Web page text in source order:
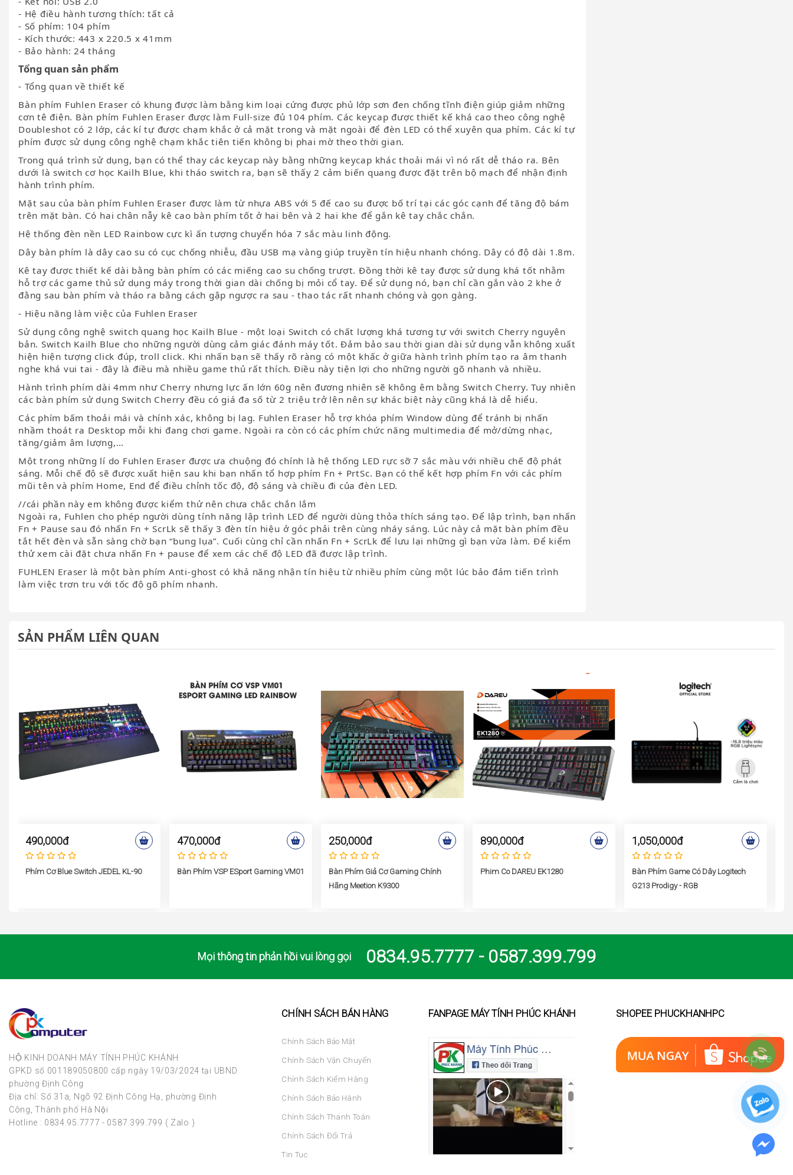
- Hệ điều hành tương thích: tất cả
- Số phím: 104 phím
- Kích thước: 443 x 220.5 x 41mm
- Bảo hành: 24 tháng
Tổng quan sản phẩm
- Tổng quan về thiết kế
Bàn phím Fuhlen Eraser có khung được làm bằng kim loại cứng được phủ lớp sơn đen chống tĩnh điện giúp giảm những
cơn tê điện. Bàn phím Fuhlen Eraser được làm Full-size đủ 104 phím. Các keycap được thiết kế khá cao theo công nghệ
Doubleshot có 2 lớp, các kí tự được chạm khắc ở cả mặt trong và mặt ngoài để đèn LED có thể xuyên qua phím. Các kí tự
phím được sử dụng công nghệ chạm khắc tiên tiến không bị phai mờ theo thời gian.
Trong quá trình sử dụng, bạn có thể thay các keycap này bằng những keycap khác thoải mái vì nó rất dễ tháo ra. Bên
dưới là switch cơ học Kailh Blue, khi tháo switch ra, bạn sẽ thấy 2 cảm biến quang được đặt trên bộ mạch để nhận định
hành trình phím.
Mặt sau của bàn phím Fuhlen Eraser được làm từ nhựa ABS với 5 đế cao su được bố trí tại các góc cạnh để tăng độ bám
trên mặt bàn. Có hai chân nẫy kê cao bàn phím tốt ở hai bên và 2 hai khe để gắn kê tay chắc chắn.
Hệ thống đèn nền LED Rainbow cực kì ấn tượng chuyển hóa 7 sắc màu linh động.
Dây bàn phím là dây cao su có cục chống nhiễu, đầu USB mạ vàng giúp truyền tín hiệu nhanh chóng. Dây có độ dài 1.8m.
Kê tay được thiết kế dài bằng bàn phím có các miếng cao su chống trượt. Đồng thời kê tay được sử dụng khá tốt nhằm
hỗ trợ các game thủ sử dụng máy trong thời gian dài chống bị mỏi cổ tay. Để sử dụng nó, bạn chỉ cần gắn vào 2 khe ở
đằng sau bàn phím và tháo ra bằng cách gập ngược ra sau - thao tác rất nhanh chóng và gọn gàng.
- Hiệu năng làm việc của Fuhlen Eraser
Sử dụng công nghệ switch quang học Kailh Blue - một loại Switch có chất lượng khá tương tự với switch Cherry nguyên
bản. Switch Kailh Blue cho những người dùng cảm giác đánh máy tốt. Đảm bảo sau thời gian dài sử dụng vẫn không xuất
hiện hiện tượng click đúp, troll click. Khi nhấn bạn sẽ thấy rõ ràng có một khấc ở giữa hành trình phím tạo ra âm thanh
nghe khá vui tai - đây là điều mà nhiều game thủ rất thích. Điều này tiện lợi cho những người gõ nhanh và nhiều.
Hành trình phím dài 4mm như Cherry nhưng lực ấn lớn 60g nên đương nhiên sẽ không êm bằng Switch Cherry. Tuy nhiên
các bàn phím sử dụng Switch Cherry đều có giá đa số từ 2 triệu trở lên nên sự khác biệt này cũng khá là dễ hiểu.
Các phím bấm thoải mái và chính xác, không bị lag. Fuhlen Eraser hỗ trợ khóa phím Window dùng để tránh bị nhấn
nhầm thoát ra Desktop mỗi khi đang chơi game. Ngoài ra còn có các phím chức năng multimedia để mở/dừng nhạc,
tăng/giảm âm lượng,…
Một trong những lí do Fuhlen Eraser được ưa chuộng đó chính là hệ thống LED rực sỡ 7 sắc màu với nhiều chế độ phát
sáng. Mỗi chế độ sẽ được xuất hiện sau khi bạn nhấn tổ hợp phím Fn + PrtSc. Bạn có thể kết hợp phím Fn với các phím
mũi tên và phím Home, End để điều chỉnh tốc độ, độ sáng và chiều đi của đèn LED.
//cái phần này em không được kiểm thử nên chưa chắc chắn lắm
Ngoài ra, Fuhlen cho phép người dùng tính năng lập trình LED để người dùng thỏa thích sáng tạo. Để lập trình, bạn nhấn
Fn + Pause sau đó nhấn Fn + ScrLk sẽ thấy 3 đèn tín hiệu ở góc phải trên cùng nháy sáng. Lúc này cả mặt bàn phím đều
tắt hết đèn và sẵn sàng chờ bạn “bung lụa”. Cuối cùng chỉ cần nhấn Fn + ScrLk để lưu lại những gì bạn vừa làm. Để kiểm
thử xem cài đặt chưa nhấn Fn + pause để xem các chế độ LED đã được lập trình.
FUHLEN Eraser là một bàn phím Anti-ghost có khả năng nhận tín hiệu từ nhiều phím cùng một lúc bảo đảm tiến trình
làm việc trơn tru với tốc độ gõ phím nhanh.
SẢN PHẨM LIÊN QUAN
490,000đ
Phím Cơ Blue Switch JEDEL KL-90
470,000đ
Bàn Phím VSP ESport Gaming VM01
250,000đ
Bàn Phím Giả Cơ Gaming Chính
Hãng Meetion K9300
890,000đ
Phim Co DAREU EK1280
1,050,000đ
Bàn Phím Game Có Dây Logitech
G213 Prodigy - RGB
Mọi thông tin phản hồi vui lòng gọi 0834.95.7777 - 0587.399.799
HỘ KINH DOANH MÁY TÍNH PHÚC KHÁNH
GPKD số 001189050800 cấp ngày 19/03/2024 tại UBND
phường Định Công
Địa chỉ: Số 31a, Ngõ 92 Định Công Hạ, phường Định
Công, Thành phố Hà Nội
Hotline : 0834.95.7777 - 0587.399.799 ( Zalo )
CHÍNH SÁCH BÁN HÀNG
Chính Sách Bảo Mật
Chính Sách Vận Chuyển
Chính Sách Kiểm Hàng
Chính Sách Bảo Hành
Chính Sách Thanh Toán
Chính Sách Đổi Trả
Tin Tuc
FANPAGE MÁY TÍNH PHÚC KHÁNH SHOPEE PHUCKHANHPC